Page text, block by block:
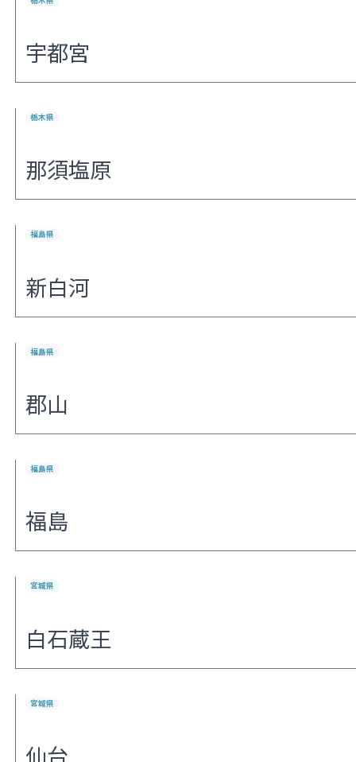
宇都宮
栃木県
那須塩原
福島県
新白河
福島県
郡山
福島県
福島
宮城県
白石蔵王
宮城県
仙台